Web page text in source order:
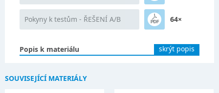
Pokyny k testům - ŘEŠENÍ A/B 64×
Popis k materiálu skrýt popis
SOUVISEJÍCÍ MATERIÁLY